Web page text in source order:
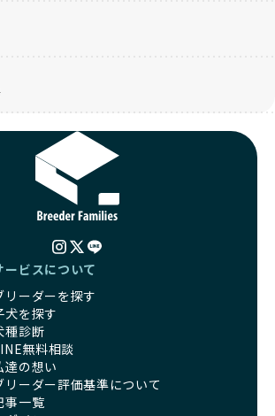
ービスについて
リーダーを探す
犬を探す
種診断
無料相談
達の想い
リーダー評価基準について
事一覧